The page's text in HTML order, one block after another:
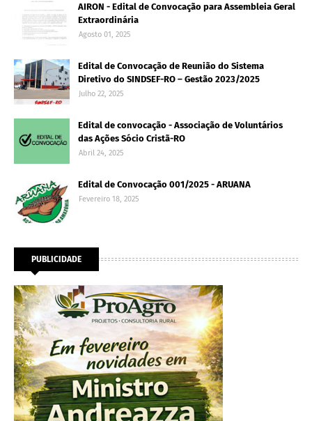
AIRON - Edital de Convocação para Assembleia Geral
Extraordinária
Agosto 01, 2025
Edital de Convocação de Reunião do Sistema
Diretivo do SINDSEF-RO – Gestão 2023/2025
Julho 22, 2025
Edital de convocação - Associação de Voluntários
das Ações Sócio Cristã-RO
Abril 24, 2025
Edital de Convocação 001/2025 - ARUANA
Fevereiro 18, 2025
PUBLICIDADE